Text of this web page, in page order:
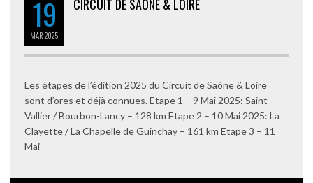
19
MAR2025
CIRCUIT DE SAÔNE & LOIRE
Les étapes de l’édition 2025 du Circuit de Saône & Loire
sont d’ores et déjà connues. Etape 1 – 9 Mai 2025: Saint
Vallier / Bourbon-Lancy – 128 km Etape 2 – 10 Mai 2025: La
Clayette / La Chapelle de Guinchay – 161 km Etape 3 – 11
Mai